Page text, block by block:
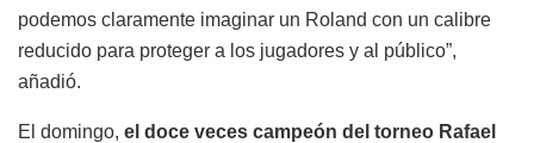
podemos claramente imaginar un Roland con un calibre
reducido para proteger a los jugadores y al público”,
añadió.
El domingo, el doce veces campeón del torneo Rafael